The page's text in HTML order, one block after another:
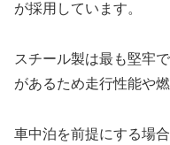
が採用しています。
スチール製は最も堅牢
があるため走行性能や
車中泊を前提にする場